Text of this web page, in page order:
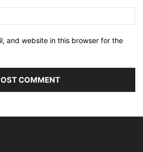
and website in this browser for the